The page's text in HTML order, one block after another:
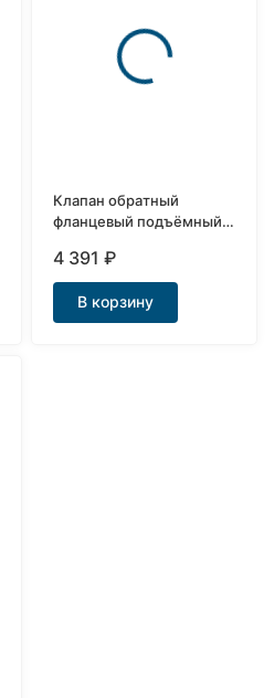
Клапан обратный
фланцевый подъёмный
4 391₽
В корзину